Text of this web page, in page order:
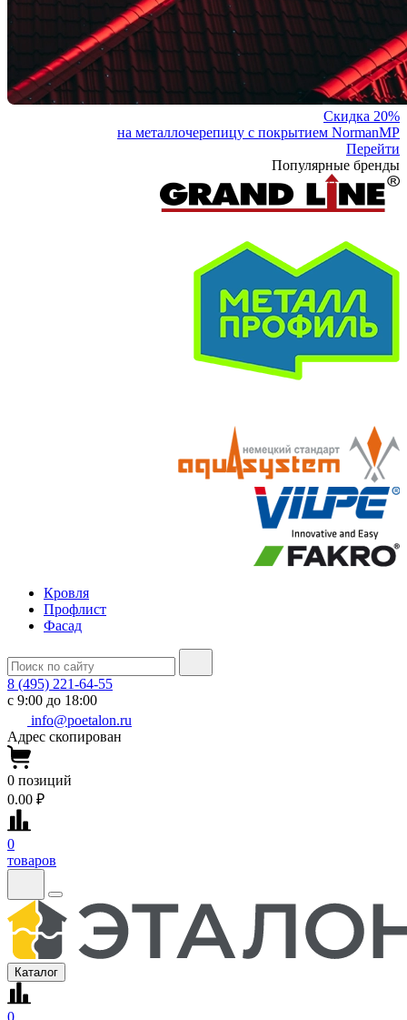
Скидка 20%
на металлочерепицу с покрытием NormanMP
Перейти
Популярные бренды
Кровля
Профлист
Фасад
8 (495) 221-64-55
с 9:00 до 18:00
info@poetalon.ru
Адрес скопирован
0 позиций
0.00 ₽
0
товаров
Каталог
0